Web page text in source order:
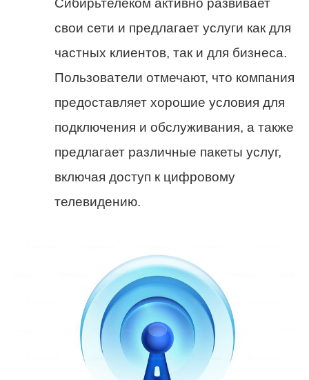
Сибирьтелеком активно развивает
свои сети и предлагает услуги как для
частных клиентов, так и для бизнеса.
Пользователи отмечают, что компания
предоставляет хорошие условия для
подключения и обслуживания, а также
предлагает различные пакеты услуг,
включая доступ к цифровому
телевидению.